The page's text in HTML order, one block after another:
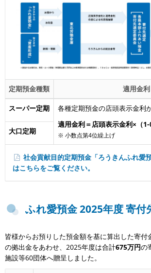
定期預金種類 適用金利
スーパー定期
各種定期預金の店頭表示金利
適用金利＝店頭表示金利×（1-
※ 小数点第4位繰上げ
大口定期
社会貢献目的定期預金「ろうきんふれ愛
はこちらをご覧ください。
ふれ愛預金 2025年度 寄付
皆様からお預りした預金額を基に算出した寄付
の拠出金をあわせ、2025年度は合計675万円の
施設等60団体へ贈呈しました。